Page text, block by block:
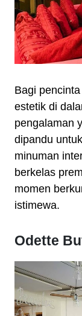
Bagi
estetik di
pengalaman
dipandu
minuman
berkelas
momen
istimewa.
Odette